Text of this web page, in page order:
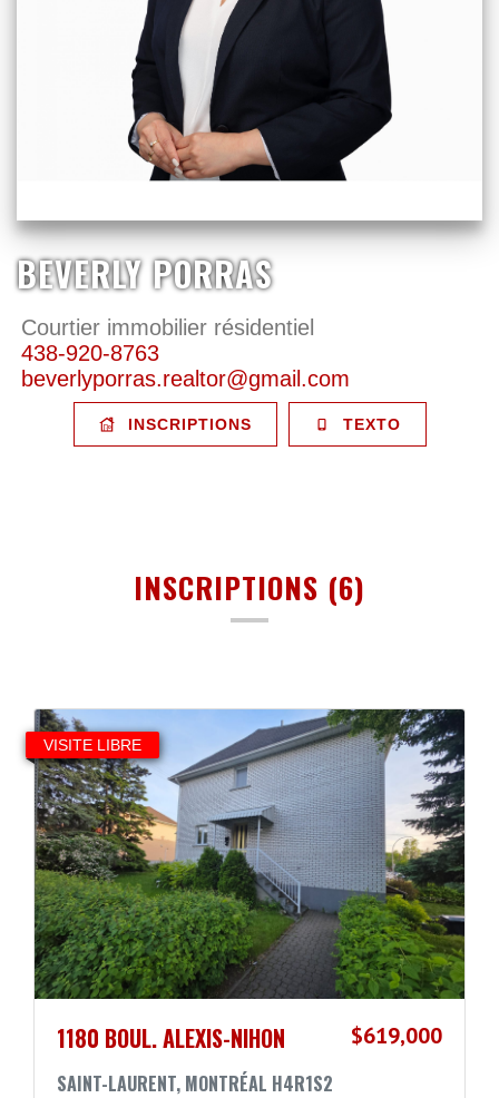
BEVERLY PORRAS
Courtier immobilier résidentiel
438-920-8763
beverlyporras.realtor@gmail.com
INSCRIPTIONS TEXTO
INSCRIPTIONS (6)
VISITE LIBRE
1180 BOUL. ALEXIS-NIHON $619,000
SAINT-LAURENT, MONTRÉAL H4R1S2